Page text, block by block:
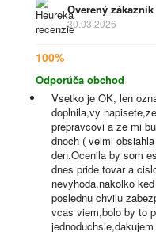
Overený zákazník
30.03.2026
100%
Odporúča obchod
Vsetko je OK, len
doplnila,vy
prepravcovi a ze mi
dnoch ( velmi
den.Ocenila by som
dnes pride tovar a
nevyhoda,nakolko
poslednu chvilu
vcas viem,bolo by to
jednoduchsie,dakujem